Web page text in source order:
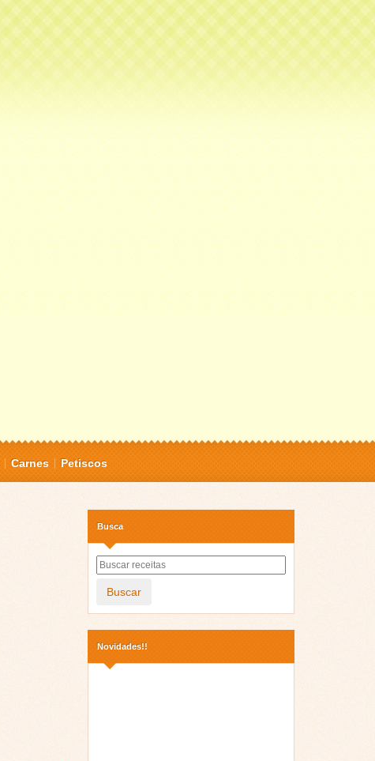
Carnes Petiscos
Busca
Buscar
Novidades!!